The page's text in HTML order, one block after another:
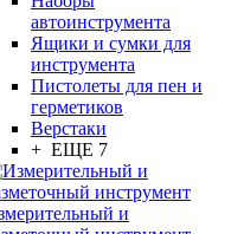
автоинструмента
Ящики и сумки для
инструмента
Пистолеты для пен и
герметиков
Верстаки
+ ЕЩЕ 7
и